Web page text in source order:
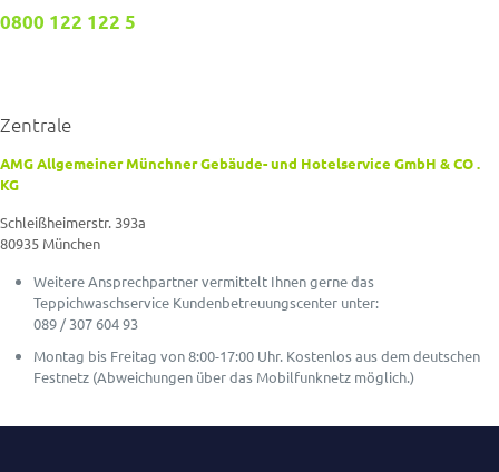
0800 122 122 5
Zentrale
AMG Allgemeiner Münchner Gebäude- und Hotelservice GmbH & CO .
KG
Schleißheimerstr. 393a
80935 München
Weitere Ansprechpartner vermittelt Ihnen gerne das
Teppichwaschservice Kundenbetreuungscenter unter:
089 / 307 604 93
Montag bis Freitag von 8:00-17:00 Uhr. Kostenlos aus dem deutschen
Festnetz (Abweichungen über das Mobilfunknetz möglich.)